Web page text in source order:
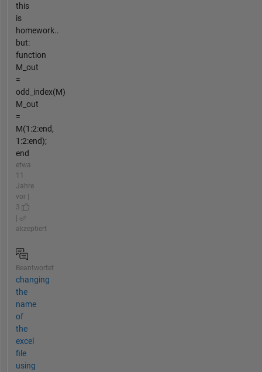
this
is
homework..
but:
function
M_out
=
odd_index(M)
M_out
=
M(1:2:end,
1:2:end);
end
etwa
11
Jahre
vor |
3
|
akzeptiert
Beantwortet
changing
the
name
of
the
excel
file
using